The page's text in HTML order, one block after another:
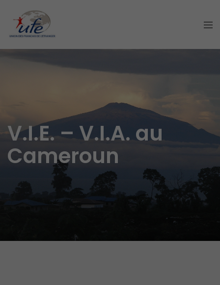
V.I.E. – V.I.A. au
Cameroun